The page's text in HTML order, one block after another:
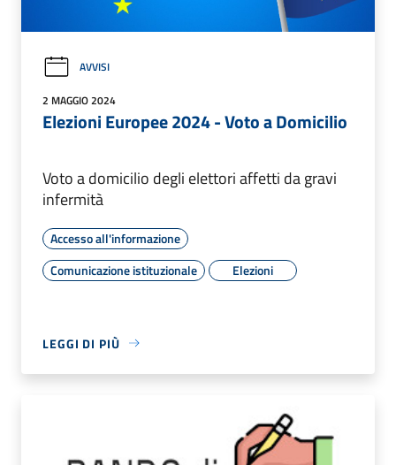
AVVISI
2 MAGGIO 2024
Elezioni Europee 2024 - Voto a Domicilio
Voto a domicilio degli elettori affetti da gravi
infermità
Accesso all'informazione
Comunicazione istituzionale
Elezioni
LEGGI DI PIÙ